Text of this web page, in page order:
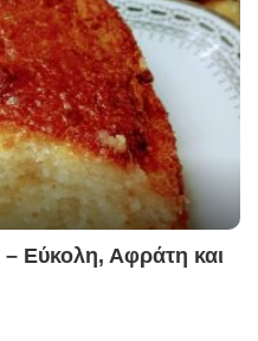
– Εύκολη, Αφράτη και